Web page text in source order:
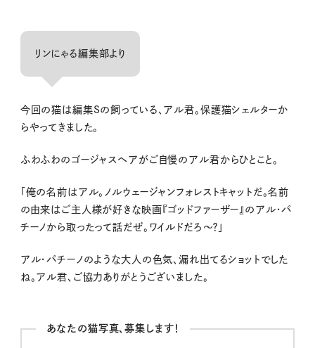
リンにゃる編集部より
今回の猫は編集Sの飼っている、アル君。保護猫シェルターか
らやってきました。
ふわふわのゴージャスヘアがご自慢のアル君からひとこと。
「俺の名前はアル。ノルウェージャンフォレストキャットだ。名前
の由来はご主人様が好きな映画『ゴッドファーザー』のアル・パ
チーノから取ったって話だぜ。ワイルドだろ〜？」
アル・パチーノのような大人の色気、漏れ出てるショットでした
ね。アル君、ご協力ありがとうございました。
あなたの猫写真、募集します！